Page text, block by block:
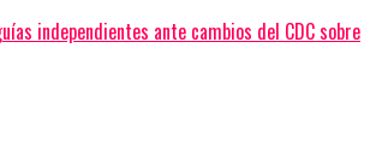
independientes ante cambios del CDC sobre